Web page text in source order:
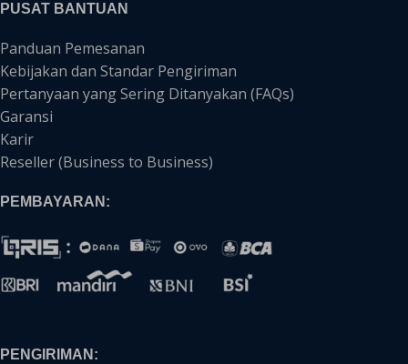
PUSAT BANTUAN
Panduan Pemesanan
Kebijakan dan Standar Pengiriman
Pertanyaan yang Sering Ditanyakan (FAQs)
Garansi
Karir
Reseller (Business to Business)
PEMBAYARAN:
PENGIRIMAN: